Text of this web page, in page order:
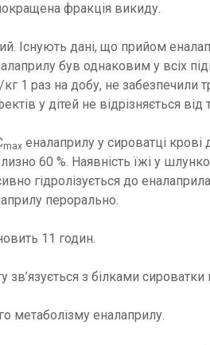
фракція викиду.
Існують дані, що прийом
був однаковим у всіх
1 раз на добу, не забезпечили
у дітей не відрізняється від
max еналаприлу у сироватці
60 %. Наявність їжі у
гідролізується до
перорально.
11 годин.
з білками сироватки
метаболізму еналаприлу.